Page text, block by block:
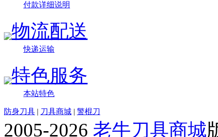
付款详细说明
物流配送
快递运输
特色服务
本站特色
防身刀具 | 刀具商城 | 警棍刀
2005-2026 老牛刀具商城